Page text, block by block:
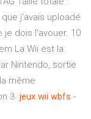
j'avais uploadé
je dois l'avouer. 10
La Wii est la
Nintendo, sortie
même
3. jeux wii wbfs -